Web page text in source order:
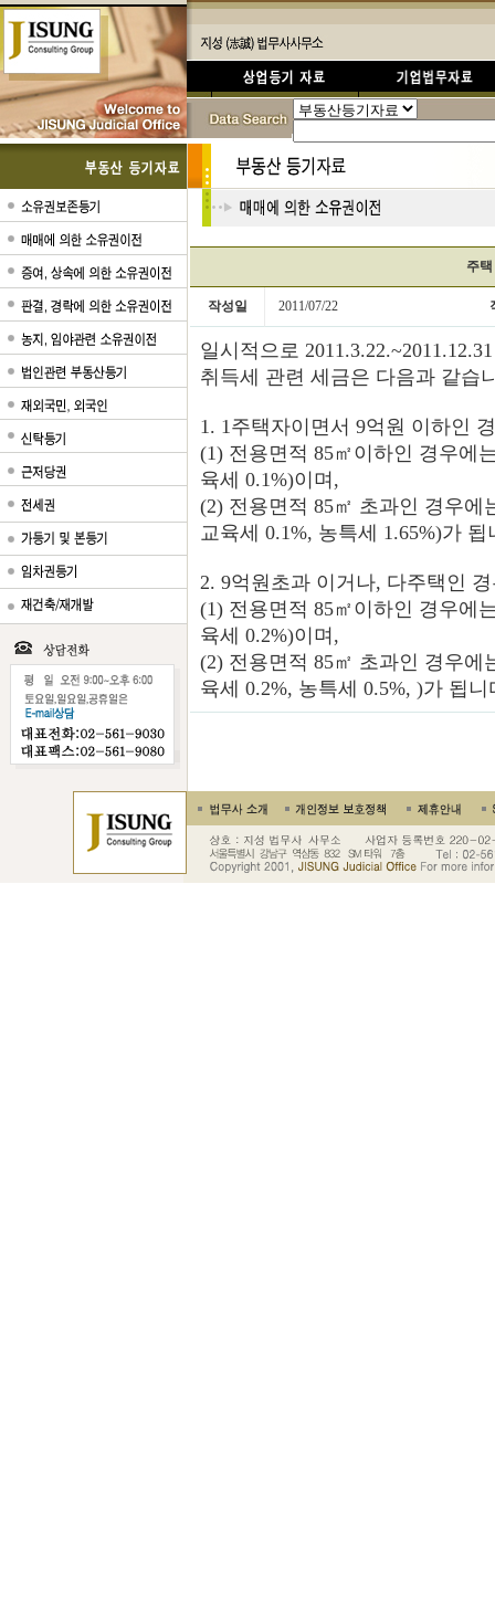
주
작성일 2011/07/22
일시적으로
취득세 관련 세금은 다음과 같습
1. 1주택자이면서 9억원 이하인
(1) 전용면적 85㎡이하인 경우에
육세 0.1%)이며,
(2) 전용면적 85㎡ 초과인 경우에
교육세 0.1%, 농특세 1.65%)가 됩
2. 9억원초과 이거나, 다주택인
(1) 전용면적 85㎡이하인 경우에
육세 0.2%)이며,
(2) 전용면적 85㎡ 초과인 경우에
육세 0.2%, 농특세 0.5%, )가 됩니